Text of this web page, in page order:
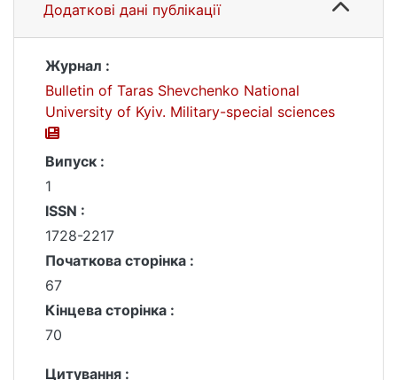
Додаткові дані публікації
Журнал :
Bulletin of Taras Shevchenko National
University of Kyiv. Military-special sciences
Випуск :
1
ISSN :
1728-2217
Початкова сторінка :
67
Кінцева сторінка :
70
Цитування :